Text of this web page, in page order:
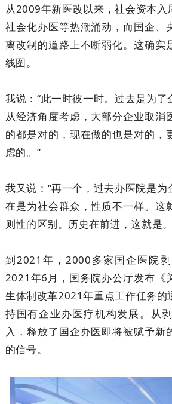
从2009年新医改以来，社会资本入
社会化办医等热潮涌动，而国企、
离改制的道路上不断弱化。这确实
线图。
我说：“此一时彼一时。过去是为
从经济角度考虑，大部分企业取消
的都是对的，现在做的也是对的，
虑的。”
我又说：“再一个，过去办医院是
在是为社会群众，性质不一样。这
则性的区别。历史在前进，这就是
到2021年，2000多家国企医院剥
2021年6月，国务院办公厅发布《
生体制改革2021年重点工作任务的
持国有企业办医疗机构发展。从
入，释放了国企办医即将被赋予新
的信号。